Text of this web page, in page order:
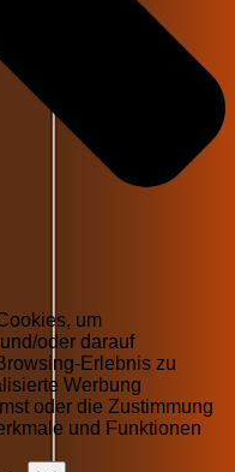
um
oder darauf
Erlebnis zu
Werbung
oder die Zustimmung
und Funktionen